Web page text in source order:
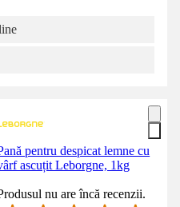
pentru despicat lemne cu
ascuțit Leborgne, 1kg
nu are încă recenzii.